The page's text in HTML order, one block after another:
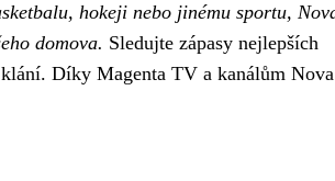
hokeji nebo jinému sportu,
domova. Sledujte zápasy nejlepších
Díky Magenta TV a kanálům